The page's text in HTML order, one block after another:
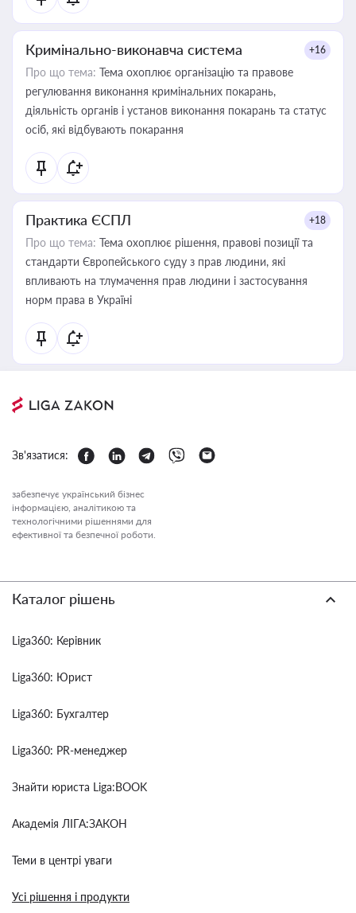
Кримінально-виконавча система +16
Про що тема: Тема охоплює організацію та правове
регулювання виконання кримінальних покарань,
діяльність органів і установ виконання покарань та статус
осіб, які відбувають покарання
Практика ЄСПЛ +18
Про що тема: Тема охоплює рішення, правові позиції та
стандарти Європейського суду з прав людини, які
впливають на тлумачення прав людини і застосування
норм права в Україні
Зв'язатися:
забезпечує український бізнес
інформацією, аналітикою та
технологічними рішеннями для
ефективної та безпечної роботи.
Каталог рішень
Liga360: Керівник
Liga360: Юрист
Liga360: Бухгалтер
Liga360: PR-менеджер
Знайти юриста Liga:BOOK
Академія ЛІГА:ЗАКОН
Теми в центрі уваги
Усі рішення і продукти